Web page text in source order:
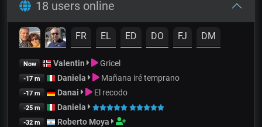
18 users online
FR EL ED DO FJ DM
Now Valentin Gricel
-17 m Daniela Mañana iré temprano
-17 m Danai El recodo
-25 m Daniela
-32 m Roberto Moya